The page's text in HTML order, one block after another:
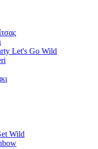
Let's Go Wild
Wild